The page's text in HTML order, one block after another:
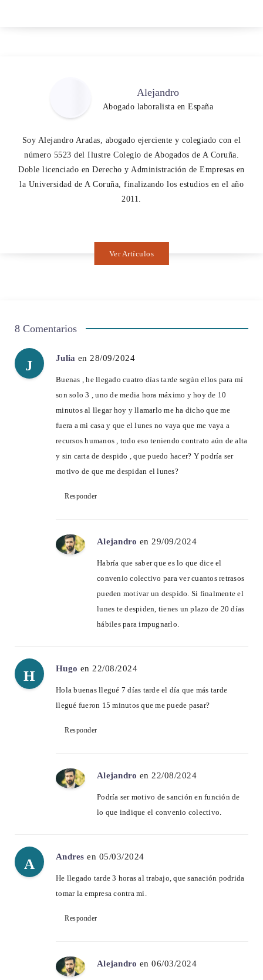
Alejandro
Abogado laboralista en España
Soy Alejandro Aradas, abogado ejerciente y colegiado con el
número 5523 del Ilustre Colegio de Abogados de A Coruña.
Doble licenciado en Derecho y Administración de Empresas en
la Universidad de A Coruña, finalizando los estudios en el año
2011.
Ver Artículos
8 Comentarios
J Julia en 28/09/2024
Buenas , he llegado cuatro días tarde según ellos para mí
son solo 3 , uno de media hora máximo y hoy de 10
minutos al llegar hoy y llamarlo me ha dicho que me
fuera a mi casa y que el lunes no vaya que me vaya a
recursos humanos , todo eso teniendo contrato aún de alta
y sin carta de despido , que puedo hacer? Y podría ser
motivo de que me despidan el lunes?
Responder
Alejandro en 29/09/2024
Habría que saber que es lo que dice el
convenio colectivo para ver cuantos retrasos
pueden motivar un despido. Si finalmente el
lunes te despiden, tienes un plazo de 20 días
hábiles para impugnarlo.
H Hugo en 22/08/2024
Hola buenas llegué 7 días tarde el día que más tarde
llegué fueron 15 minutos que me puede pasar?
Responder
Alejandro en 22/08/2024
Podría ser motivo de sanción en función de
lo que indique el convenio colectivo.
A Andres en 05/03/2024
He llegado tarde 3 horas al trabajo, que sanación podrida
tomar la empresa contra mi.
Responder
Alejandro en 06/03/2024